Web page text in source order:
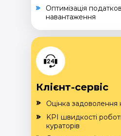
Оптимізація
навантаження
Клієнт-сервіс
Оцінка задоволення
KPI швидкості
кураторів